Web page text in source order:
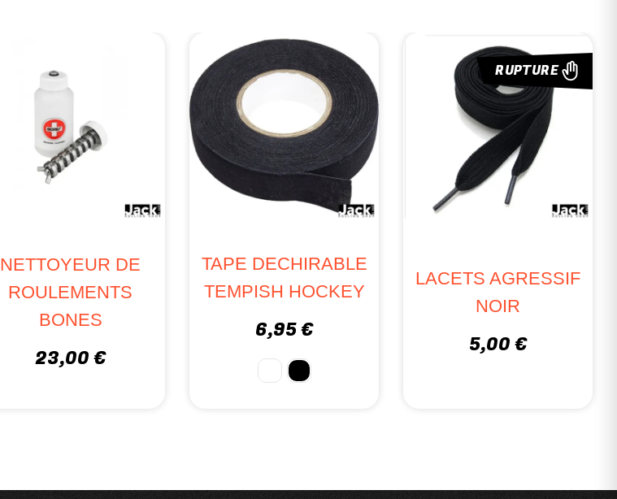
NETTOYEUR DE
ROULEMENTS
BONES
23,00 €
TAPE DECHIRABLE
TEMPISH HOCKEY
6,95 €
RUPTURE
LACETS AGRESSIF
NOIR
5,00 €